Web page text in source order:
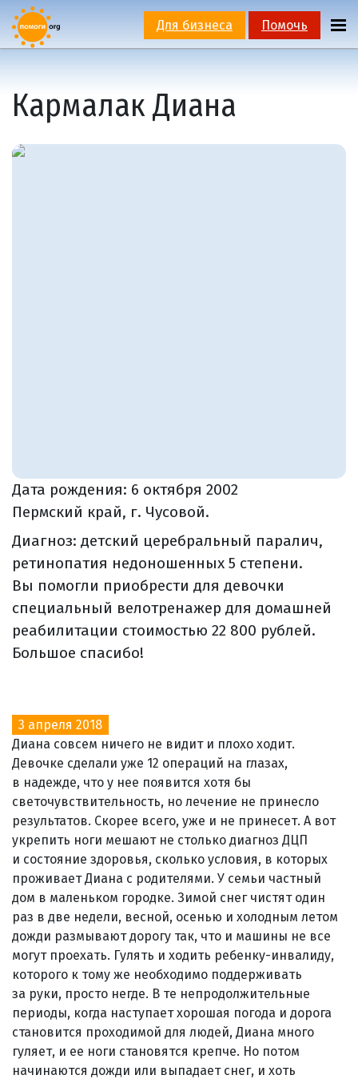
Для бизнеса Помочь
Кармалак Диана
Дата рождения: 6 октября 2002
Пермский край, г. Чусовой.
Диагноз: детский церебральный паралич,
ретинопатия недоношенных 5 степени.
Вы помогли приобрести для девочки
специальный велотренажер для домашней
реабилитации стоимостью 22 800 рублей.
Большое спасибо!
3 апреля 2018
Диана совсем ничего не видит и плохо ходит.
Девочке сделали уже 12 операций на глазах,
в надежде, что у нее появится хотя бы
светочувствительность, но лечение не принесло
результатов. Скорее всего, уже и не принесет. А вот
укрепить ноги мешают не столько диагноз ДЦП
и состояние здоровья, сколько условия, в которых
проживает Диана с родителями. У семьи частный
дом в маленьком городке. Зимой снег чистят один
раз в две недели, весной, осенью и холодным летом
дожди размывают дорогу так, что и машины не все
могут проехать. Гулять и ходить ребенку-инвалиду,
которого к тому же необходимо поддерживать
за руки, просто негде. В те непродолжительные
периоды, когда наступает хорошая погода и дорога
становится проходимой для людей, Диана много
гуляет, и ее ноги становятся крепче. Но потом
начинаются дожди или выпадает снег, и хоть